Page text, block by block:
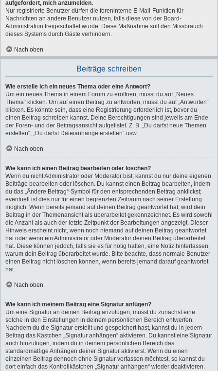
aufgefordert, mich anzumelden.
Nur registrierte Benutzer dürfen die foreninterne E-Mail-Funktion für
Nachrichten an andere Benutzer nutzen, falls diese von der Board-
Administration freigeschaltet wurde. Diese Maßnahme soll den Missbrauch
dieses Systems durch Gäste verhindern.
Nach oben
Beiträge schreiben
Wie erstelle ich ein neues Thema oder eine Antwort?
Um ein neues Thema in einem Forum zu eröffnen, musst du auf „Neues
Thema“ klicken. Um auf einen Beitrag zu antworten, musst du auf „Antworten“
klicken. Es könnte sein, dass eine Registrierung erforderlich ist, bevor du
einen Beitrag schreiben kannst. Deine Berechtigungen sind jeweils am Ende
der Foren- und der Beitragsansicht aufgelistet. Z. B. „Du darfst neue Themen
erstellen“, „Du darfst Dateianhänge erstellen“ usw.
Nach oben
Wie kann ich einen Beitrag bearbeiten oder löschen?
Wenn du nicht Administrator oder Moderator bist, kannst du nur deine eigenen
Beiträge bearbeiten oder löschen. Du kannst einen Beitrag bearbeiten, indem
du das „Ändere Beitrag“-Symbol für den entsprechenden Beitrag anklickst;
eventuell ist dies nur für einen begrenzten Zeitraum nach seiner Erstellung
möglich. Wenn bereits jemand auf deinen Beitrag geantwortet hat, wird dein
Beitrag in der Themenansicht als überarbeitet gekennzeichnet. Es wird sowohl
die Anzahl als auch der letzte Zeitpunkt der Bearbeitungen angezeigt. Dieser
Hinweis erscheint nicht, wenn noch niemand auf deinen Beitrag geantwortet
hat oder wenn ein Administrator oder Moderator deinen Beitrag überarbeitet
hat. Diese können jedoch, falls sie es für nötig halten, eine Notiz hinterlassen,
warum dein Beitrag überarbeitet wurde. Bitte beachte, dass normale Benutzer
einen Beitrag nicht löschen können, wenn bereits jemand darauf geantwortet
hat.
Nach oben
Wie kann ich meinem Beitrag eine Signatur anfügen?
Um eine Signatur an deinen Beitrag anzufügen, musst du zunächst eine
solche in den Einstellungen in deinem persönlichen Bereich entwerfen.
Nachdem du die Signatur erstellt und gespeichert hast, kannst du in jedem
Beitrag das Kästchen „Signatur anhängen“ aktivieren. Du kannst eine Signatur
auch hinzufügen, indem du in deinem persönlichen Bereich das
standardmäßige Anhängen deiner Signatur aktivierst. Wenn du einen
einzelnen Beitrag dennoch ohne Signatur verfassen möchtest, so kannst du
dort einfach das Kontrollkästchen „Signatur anhängen“ wieder deaktivieren.